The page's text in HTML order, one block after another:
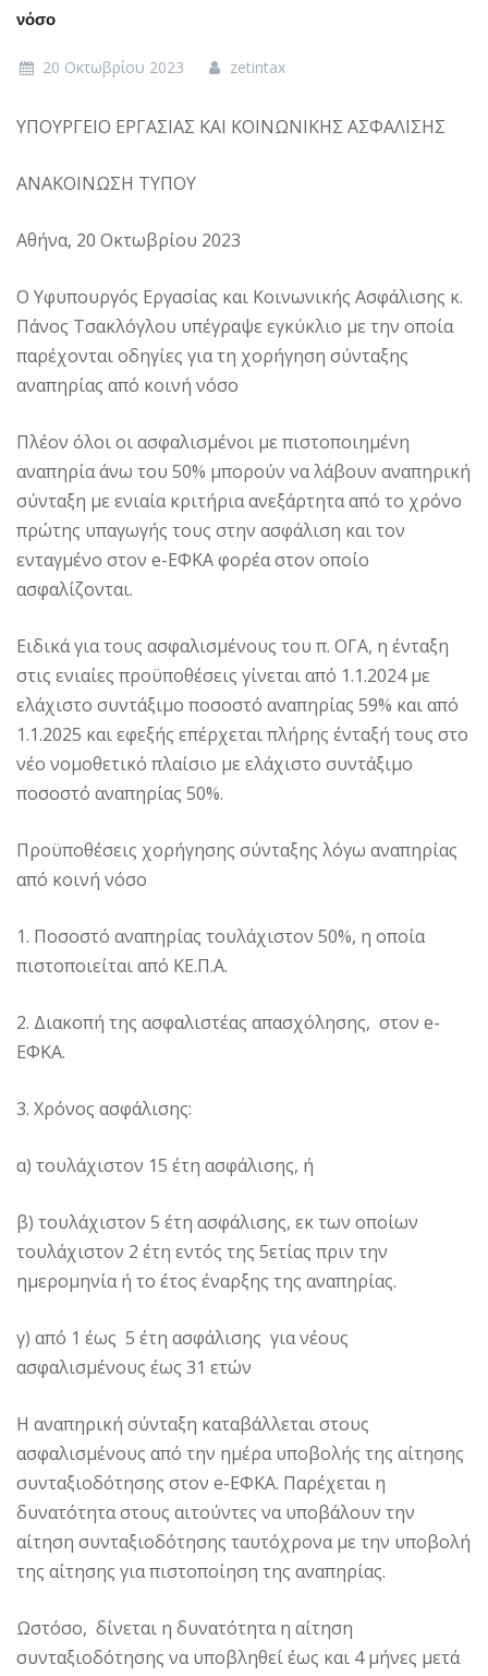
νόσο
20 Οκτωβρίου 2023 zetintax
ΥΠΟΥΡΓΕΙΟ ΕΡΓΑΣΙΑΣ ΚΑΙ ΚΟΙΝΩΝΙΚΗΣ ΑΣΦΑΛΙΣΗΣ
ΑΝΑΚΟΙΝΩΣΗ ΤΥΠΟΥ
Αθήνα, 20 Οκτωβρίου 2023
Ο Υφυπουργός Εργασίας και Κοινωνικής Ασφάλισης κ.
Πάνος Τσακλόγλου υπέγραψε εγκύκλιο με την οποία
παρέχονται οδηγίες για τη χορήγηση σύνταξης
αναπηρίας από κοινή νόσο
Πλέον όλοι οι ασφαλισμένοι με πιστοποιημένη
αναπηρία άνω του 50% μπορούν να λάβουν αναπηρική
σύνταξη με ενιαία κριτήρια ανεξάρτητα από το χρόνο
πρώτης υπαγωγής τους στην ασφάλιση και τον
ενταγμένο στον e-ΕΦΚΑ φορέα στον οποίο
ασφαλίζονται.
Ειδικά για τους ασφαλισμένους του π. ΟΓΑ, η ένταξη
στις ενιαίες προϋποθέσεις γίνεται από 1.1.2024 με
ελάχιστο συντάξιμο ποσοστό αναπηρίας 59% και από
1.1.2025 και εφεξής επέρχεται πλήρης ένταξή τους στο
νέο νομοθετικό πλαίσιο με ελάχιστο συντάξιμο
ποσοστό αναπηρίας 50%.
Προϋποθέσεις χορήγησης σύνταξης λόγω αναπηρίας
από κοινή νόσο
1. Ποσοστό αναπηρίας τουλάχιστον 50%, η οποία
πιστοποιείται από ΚΕ.Π.Α.
2. Διακοπή της ασφαλιστέας απασχόλησης, στον e-
ΕΦΚΑ.
3. Χρόνος ασφάλισης:
α) τουλάχιστον 15 έτη ασφάλισης, ή
β) τουλάχιστον 5 έτη ασφάλισης, εκ των οποίων
τουλάχιστον 2 έτη εντός της 5ετίας πριν την
ημερομηνία ή το έτος έναρξης της αναπηρίας.
γ) από 1 έως 5 έτη ασφάλισης για νέους
ασφαλισμένους έως 31 ετών
Η αναπηρική σύνταξη καταβάλλεται στους
ασφαλισμένους από την ημέρα υποβολής της αίτησης
συνταξιοδότησης στον e-ΕΦΚΑ. Παρέχεται η
δυνατότητα στους αιτούντες να υποβάλουν την
αίτηση συνταξιοδότησης ταυτόχρονα με την υποβολή
της αίτησης για πιστοποίηση της αναπηρίας.
Ωστόσο, δίνεται η δυνατότητα η αίτηση
συνταξιοδότησης να υποβληθεί έως και 4 μήνες μετά